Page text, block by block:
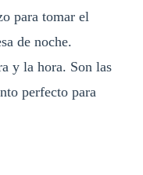
para tomar el
de noche.
y la hora. Son las
perfecto para